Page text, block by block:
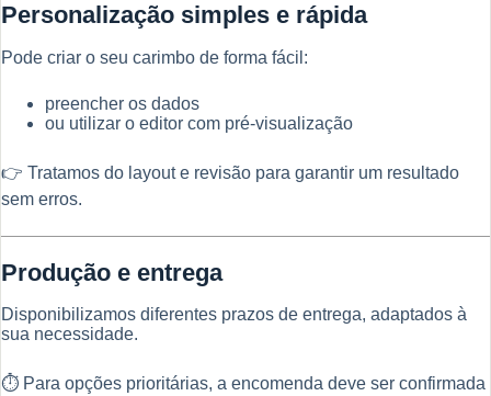
Personalização simples e rápida
Pode criar o seu carimbo de forma fácil:
preencher os dados
ou utilizar o editor com pré-visualização
👉 Tratamos do layout e revisão para garantir um resultado
sem erros.
Produção e entrega
Disponibilizamos diferentes prazos de entrega, adaptados à
sua necessidade.
⏱ Para opções prioritárias, a encomenda deve ser confirmada